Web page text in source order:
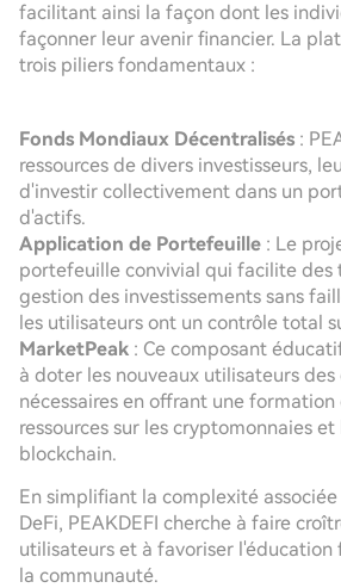
facilitant ainsi la façon dont les
façonner leur avenir financier. La
trois piliers fondamentaux :
Fonds Mondiaux Décentralisés :
ressources de divers investisseurs,
d'investir collectivement dans un
d'actifs.
Application de Portefeuille : Le
portefeuille convivial qui facilite des
gestion des investissements sans
les utilisateurs ont un contrôle total
MarketPeak : Ce composant
à doter les nouveaux utilisateurs
nécessaires en offrant une
ressources sur les cryptomonnaies
blockchain.
En simplifiant la complexité
DeFi, PEAKDEFI cherche à faire
utilisateurs et à favoriser l'éducation
la communauté.